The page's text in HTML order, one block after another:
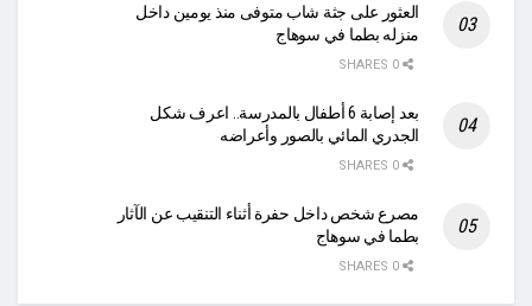
العثور على جثة شاب متوفى منذ يومين داخل
منزله بطما في سوهاج
بعد إصابة 6 أطفال بالمدرسة.. اعرف شكل
الجدري المائي بالصور وأعراضه
مصرع شخص داخل حفرة أثناء التنقيب عن الآثار
بطما في سوهاج